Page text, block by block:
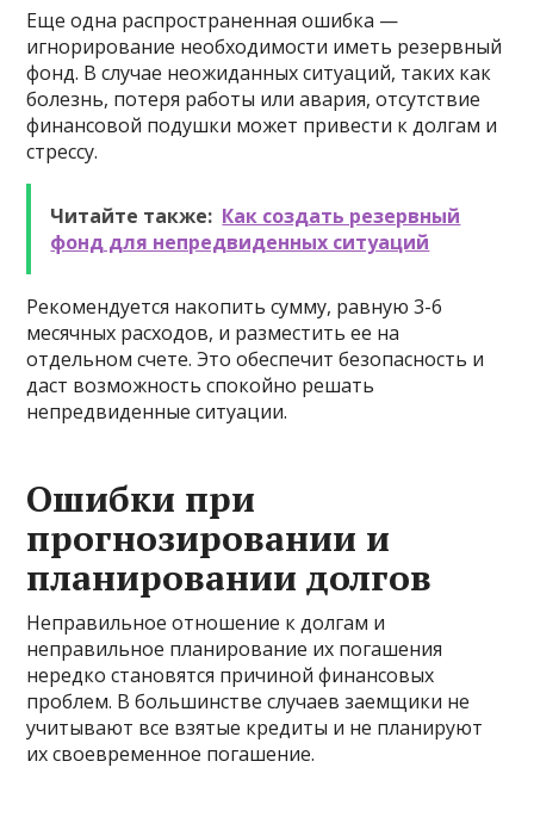
Еще одна распространенная ошибка —
игнорирование необходимости иметь резервный
фонд. В случае неожиданных ситуаций, таких как
болезнь, потеря работы или авария, отсутствие
финансовой подушки может привести к долгам и
стрессу.
Читайте также: Как создать резервный
фонд для непредвиденных ситуаций
Рекомендуется накопить сумму, равную 3-6
месячных расходов, и разместить ее на
отдельном счете. Это обеспечит безопасность и
даст возможность спокойно решать
непредвиденные ситуации.
Ошибки при
прогнозировании и
планировании долгов
Неправильное отношение к долгам и
неправильное планирование их погашения
нередко становятся причиной финансовых
проблем. В большинстве случаев заемщики не
учитывают все взятые кредиты и не планируют
их своевременное погашение.